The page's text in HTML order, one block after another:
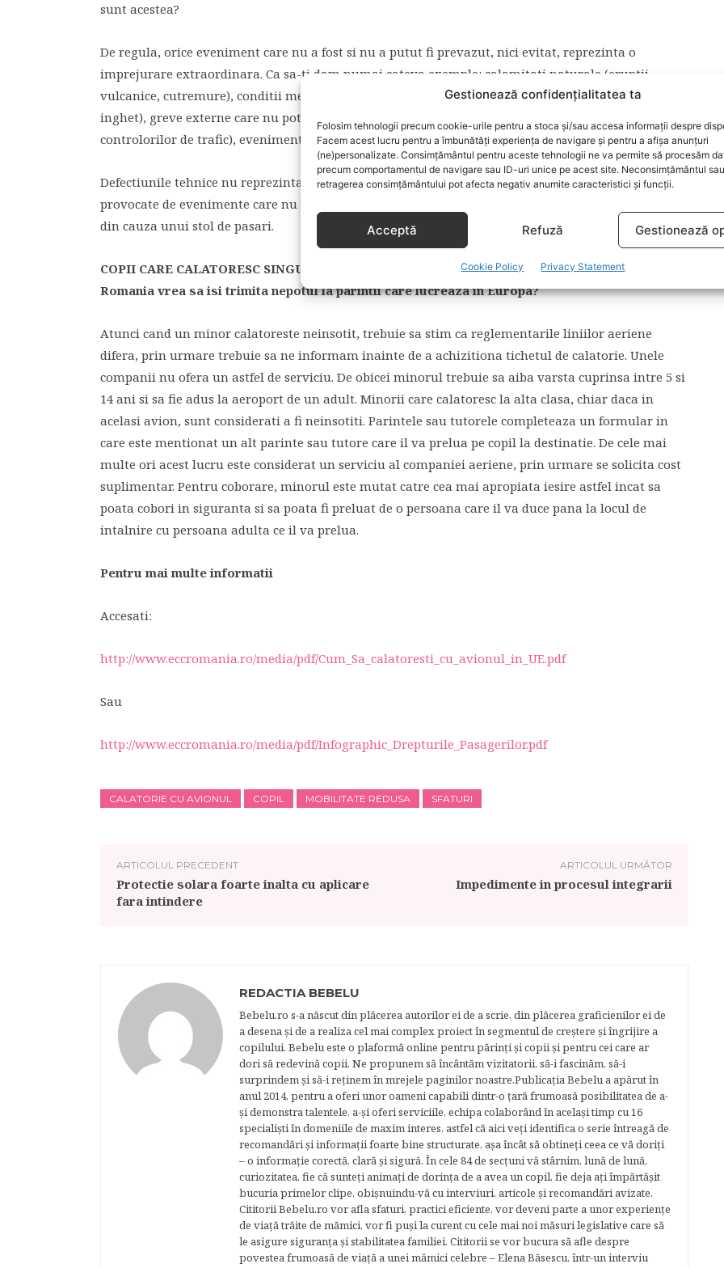
Gestionează confidențialitatea ta
Folosim tehnologii precum cookie-urile pentru a stoca și/sau accesa informații despre
Facem acest lucru pentru a îmbunătăți experiența de navigare și pentru a afișa anunțuri
(ne)personalizate. Consimțământul pentru aceste tehnologii ne va permite să procesăm
precum comportamentul de navigare sau ID-uri unice pe acest site. Neconsimțământul sau
retragerea consimțământului pot afecta negativ anumite caracteristici și funcții.
Acceptă Refuză Gestionează
Cookie Policy Privacy Statement
sunt acestea?
De regula, orice eveniment care nu a fost si nu a putut fi prevazut, nici evitat, reprezinta o
imprejurare extraordinara. Ca sa-ti dam numai cateva exemple: calamitati naturale (eruptii
vulcanice, cutremure), conditii meteorologice extrem de nefavorabile (furtuni, ceata densa, viscol,
inghet), greve externe care nu pot fi controlate si limitate de compania aeriana (greva
controlorilor de trafic), evenimente politice (razboi, atentate teroriste, revolte).
Defectiunile tehnice nu reprezinta insa imprejurari extraordinare decat in cazurile in care au fost
provocate de evenimente care nu au putut fi prevazute si evitate, cum ar fi defectarea unui motor
din cauza unui stol de pasari.
COPII CARE CALATORESC SINGURI
– Vrei sa iti trimiti copilul in vacanta la bunica? Bunica din
Romania vrea sa isi trimita nepotul la parintii care lucreaza in Europa?
Atunci cand un minor calatoreste neinsotit, trebuie sa stim ca reglementarile liniilor aeriene
difera, prin urmare trebuie sa ne informam inainte de a achizitiona tichetul de calatorie. Unele
companii nu ofera un astfel de serviciu. De obicei minorul trebuie sa aiba varsta cuprinsa intre 5 si
14 ani si sa fie adus la aeroport de un adult. Minorii care calatoresc la alta clasa, chiar daca in
acelasi avion, sunt considerati a fi neinsotiti. Parintele sau tutorele completeaza un formular in
care este mentionat un alt parinte sau tutore care il va prelua pe copil la destinatie. De cele mai
multe ori acest lucru este considerat un serviciu al companiei aeriene, prin urmare se solicita cost
suplimentar. Pentru coborare, minorul este mutat catre cea mai apropiata iesire astfel incat sa
poata cobori in siguranta si sa poata fi preluat de o persoana care il va duce pana la locul de
intalnire cu persoana adulta ce il va prelua.
Pentru mai multe informatii
Accesati:
http://www.eccromania.ro/media/pdf/Cum_Sa_calatoresti_cu_avionul_in_UE.pdf
Sau
http://www.eccromania.ro/media/pdf/Infographic_Drepturile_Pasagerilor.pdf
CALATORIE CU AVIONUL COPIL MOBILITATE REDUSA SFATURI
ARTICOLUL PRECEDENT
Protectie solara foarte inalta cu aplicare
fara intindere
ARTICOLUL URMĂTOR
Impedimente in procesul integrarii
REDACTIA BEBELU
Bebelu.ro s-a născut din plăcerea autorilor ei de a scrie, din plăcerea graficienilor ei de
a desena şi de a realiza cel mai complex proiect în segmentul de creştere şi îngrijire a
copilului. Bebelu este o plaformă online pentru părinţi şi copii şi pentru cei care ar
dori să redevină copii. Ne propunem să încântăm vizitatorii, să-i fascinăm, să-i
surprindem şi să-i reţinem în mrejele paginilor noastre.​ Publicația Bebelu a apărut în
anul 2014, pentru a oferi unor oameni capabili dintr-o ţară frumoasă posibilitatea de a-
şi demonstra talentele, a-şi oferi serviciile, echipa colaborând în acelaşi timp cu 16
specialişti în domeniile de maxim interes, astfel că aici veţi identifica o serie întreagă de
recomandări şi informaţii foarte bine structurate, aşa încât să obtineţi ceea ce vă doriţi
– o informaţie corectă, clară şi sigură. În cele 84 de secțuni vă stârnim, lună de lună,
curiozitatea, fie că sunteţi animaţi de dorinţa de a avea un copil, fie deja aţi împărtăşit
bucuria primelor clipe, obişnuindu-vă cu interviuri, articole şi recomandări avizate.
Cititorii Bebelu.ro vor afla sfaturi, practici eficiente, vor deveni parte a unor experienţe
de viaţă trăite de mămici, vor fi puşi la curent cu cele mai noi măsuri legislative care să
le asigure siguranţa şi stabilitatea familiei. Cititorii se vor bucura să afle despre
povestea frumoasă de viață a unei mămici celebre – Elena Băsescu, într-un interviu